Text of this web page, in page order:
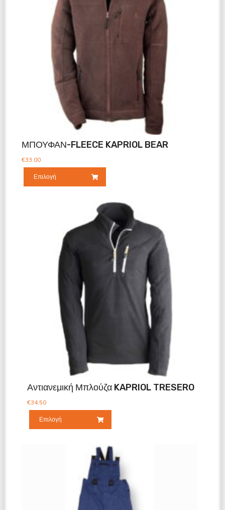
ΜΠΟΥΦΑΝ-FLEECE KAPRIOL BEAR
€33.00
Επιλογή
Αντιανεμική Μπλούζα KAPRIOL TRESERO
€34.50
Επιλογή